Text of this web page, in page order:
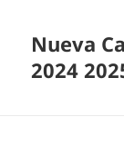
Nueva
2024